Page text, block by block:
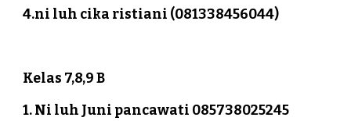
4.ni luh cika ristiani (081338456044)
Kelas 7,8,9 B
1. Ni luh Juni pancawati 085738025245